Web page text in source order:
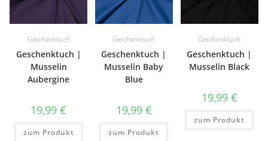
Geschenktuch
Geschenktuch |
Musselin
Aubergine
19,99€
zum Produkt
Geschenktuch
Geschenktuch |
Musselin Baby
Blue
19,99 €
zum Produkt
Geschenktuch
Geschenktuch |
Musselin Black
19,99 €
zum Produkt